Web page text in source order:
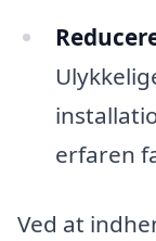
erfaren
Ved at